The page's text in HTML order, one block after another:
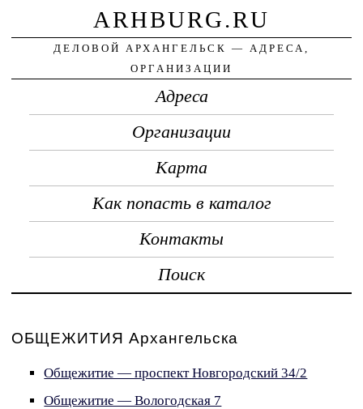
ARHBURG.RU
ДЕЛОВОЙ АРХАНГЕЛЬСК — АДРЕСА,
ОРГАНИЗАЦИИ
Адреса
Организации
Карта
Как попасть в каталог
Контакты
Поиск
ОБЩЕЖИТИЯ Архангельска
Общежитие — проспект Новгородский 34/2
Общежитие — Вологодская 7